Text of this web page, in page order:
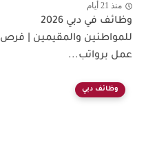
منذ 21 أيام
وظائف في دبي 2026
للمواطنين والمقيمين | فرص
عمل برواتب...
وظائف دبي